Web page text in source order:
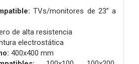
TVs/monitores de 23” a
de alta resistencia
electrostática
400x400 mm